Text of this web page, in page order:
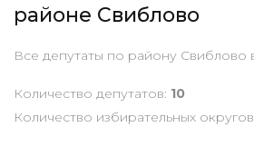
районе Свиблово
Все депутаты по району Свиблово
Количество депутатов: 10
Количество избирательных